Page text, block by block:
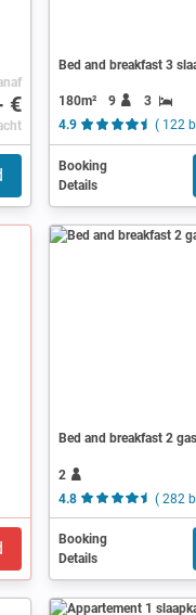
€ 180m² 9
3
4.9
( 122
Booking
Details
Bed and breakfast 2
2
4.8
( 282
Booking
Details